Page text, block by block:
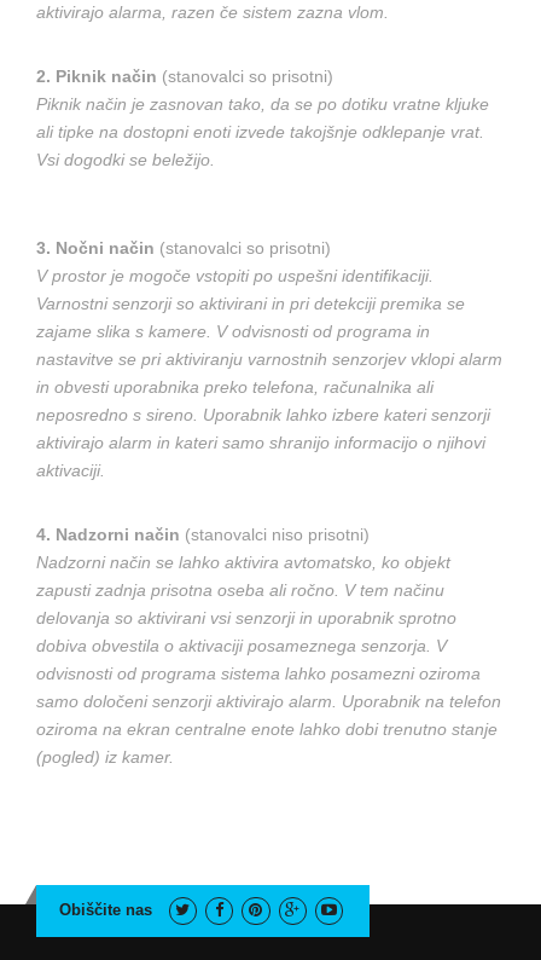
aktivirajo alarma, razen če sistem zazna vlom.
2. Piknik način (stanovalci so prisotni)
Piknik način je zasnovan tako, da se po dotiku vratne kljuke
ali tipke na dostopni enoti izvede takojšnje odklepanje vrat.
Vsi dogodki se beležijo.
3. Nočni način (stanovalci so prisotni)
V prostor je mogoče vstopiti po uspešni identifikaciji.
Varnostni senzorji so aktivirani in pri detekciji premika se
zajame slika s kamere. V odvisnosti od programa in
nastavitve se pri aktiviranju varnostnih senzorjev vklopi alarm
in obvesti uporabnika preko telefona, računalnika ali
neposredno s sireno. Uporabnik lahko izbere kateri senzorji
aktivirajo alarm in kateri samo shranijo informacijo o njihovi
aktivaciji.
4. Nadzorni način (stanovalci niso prisotni)
Nadzorni način se lahko aktivira avtomatsko, ko objekt
zapusti zadnja prisotna oseba ali ročno. V tem načinu
delovanja so aktivirani vsi senzorji in uporabnik sprotno
dobiva obvestila o aktivaciji posameznega senzorja. V
odvisnosti od programa sistema lahko posamezni oziroma
samo določeni senzorji aktivirajo alarm. Uporabnik na telefon
oziroma na ekran centralne enote lahko dobi trenutno stanje
(pogled) iz kamer.
Obiščite nas